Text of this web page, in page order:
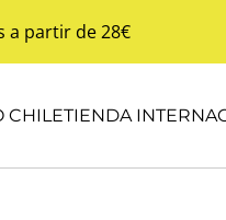
a partir de 28€
CHILETIENDA